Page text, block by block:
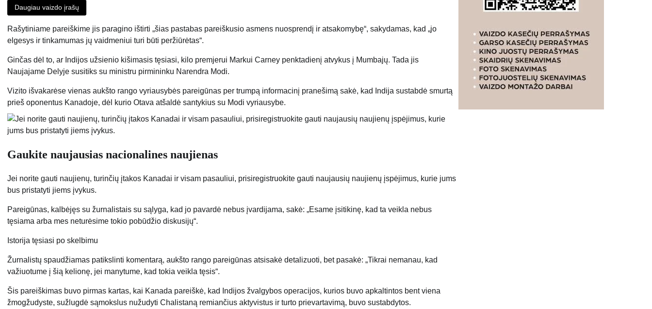
Daugiau vaizdo įrašų
Rašytiniame pareiškime jis paragino ištirti „šias pastabas pareiškusio asmens nuosprendį ir atsakomybę“, sakydamas, kad „jo
elgesys ir tinkamumas jų vaidmeniui turi būti peržiūrėtas“.
Ginčas dėl to, ar Indijos užsienio kišimasis tęsiasi, kilo premjerui Markui Carney penktadienį atvykus į Mumbajų. Tada jis
Naujajame Delyje susitiks su ministru pirmininku Narendra Modi.
Vizito išvakarėse vienas aukšto rango vyriausybės pareigūnas per trumpą informacinį pranešimą sakė, kad Indija sustabdė smurtą
prieš oponentus Kanadoje, dėl kurio Otava atšaldė santykius su Modi vyriausybe.
Gaukite naujausias nacionalines naujienas
Jei norite gauti naujienų, turinčių įtakos Kanadai ir visam pasauliui, prisiregistruokite gauti naujausių naujienų įspėjimus, kurie jums
bus pristatyti jiems įvykus.
Pareigūnas, kalbėjęs su žurnalistais su sąlyga, kad jo pavardė nebus įvardijama, sakė: „Esame įsitikinę, kad ta veikla nebus
tęsiama arba mes neturėsime tokio pobūdžio diskusijų“.
Istorija tęsiasi po skelbimu
Žurnalistų spaudžiamas patikslinti komentarą, aukšto rango pareigūnas atsisakė detalizuoti, bet pasakė: „Tikrai nemanau, kad
važiuotume į šią kelionę, jei manytume, kad tokia veikla tęsis“.
Šis pareiškimas buvo pirmas kartas, kai Kanada pareiškė, kad Indijos žvalgybos operacijos, kurios buvo apkaltintos bent viena
žmogžudyste, sužlugdė sąmokslus nužudyti Chalistaną remiančius aktyvistus ir turto prievartavimą, buvo sustabdytos.